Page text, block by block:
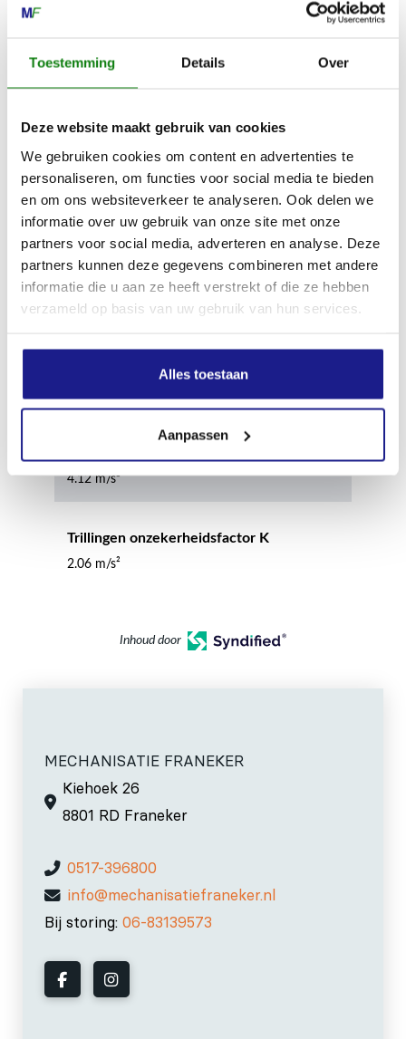
Toestemming Details Over
Deze website maakt gebruik van cookies
We gebruiken cookies om content en advertenties te
personaliseren, om functies voor social media te bieden
en om ons websiteverkeer te analyseren. Ook delen we
informatie over uw gebruik van onze site met onze
partners voor social media, adverteren en analyse. Deze
partners kunnen deze gegevens combineren met andere
informatie die u aan ze heeft verstrekt of die ze hebben
verzameld op basis van uw gebruik van hun services.
Alles toestaan
Aanpassen
Gemeten geluidsdrukniveau
81 dB(A)
Gegarandeerd geluidsvermogensniveau
94 dB(A)
Onzekerheidsfactor geluidsdrukniveau
4.12 m/s²
Trillingen onzekerheidsfactor K
2.06 m/s²
Inhoud door
MECHANISATIE FRANEKER
Kiehoek 26
8801 RD Franeker
0517-396800
info@mechanisatiefraneker.nl
Bij storing: 06-83139573